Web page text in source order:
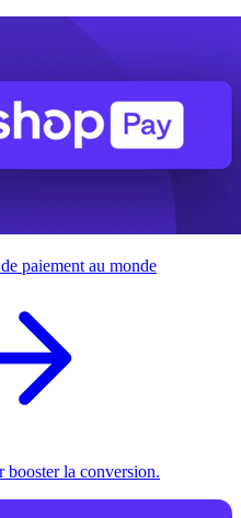
paiement au monde
booster la conversion.